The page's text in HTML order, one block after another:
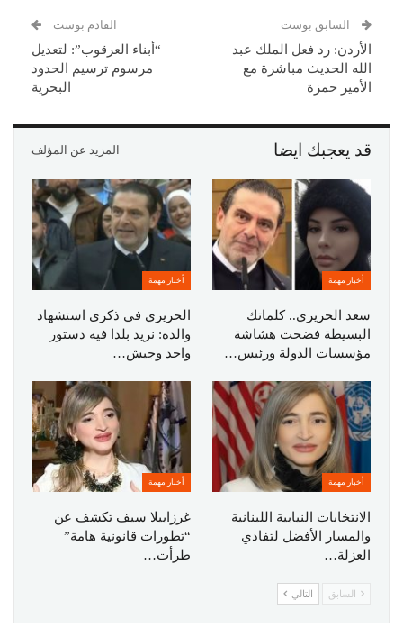
السابق بوست
الأردن: رد فعل الملك عبد
الله الحديث مباشرة مع
الأمير حمزة
القادم بوست
“أبناء العرقوب”: لتعديل
مرسوم ترسيم الحدود
البحرية
قد يعجبك ايضا المزيد عن المؤلف
أخبار مهمة
سعد الحريري.. كلماتك
البسيطة فضحت هشاشة
مؤسسات الدولة ورئيس…
أخبار مهمة
الحريري في ذكرى استشهاد
والده: نريد بلدا فيه دستور
واحد وجيش…
أخبار مهمة
الانتخابات النيابية اللبنانية
والمسار الأفضل لتفادي
العزلة…
أخبار مهمة
غرزاييلا سيف تكشف عن
“تطورات قانونية هامة”
طرأت…
السابق التالي